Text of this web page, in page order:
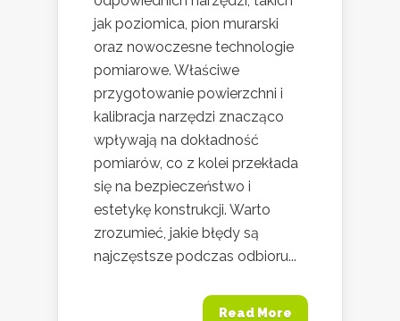
jak poziomica, pion murarski
oraz nowoczesne technologie
pomiarowe. Właściwe
przygotowanie powierzchni i
kalibracja narzędzi znacząco
wpływają na dokładność
pomiarów, co z kolei przekłada
się na bezpieczeństwo i
estetykę konstrukcji. Warto
zrozumieć, jakie błędy są
najczęstsze podczas odbioru...
Read More